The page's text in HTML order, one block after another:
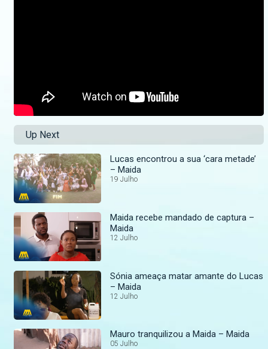
Up Next
Lucas encontrou a sua ‘cara metade’
– Maida
19 Julho
Maida recebe mandado de captura –
Maida
12 Julho
Sónia ameaça matar amante do Lucas
– Maida
12 Julho
Mauro tranquilizou a Maida – Maida
05 Julho